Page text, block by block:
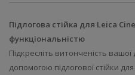
Підлогова стійка для Leica
функціональністю
Підкресліть витонченість
допомогою підлогової стійки